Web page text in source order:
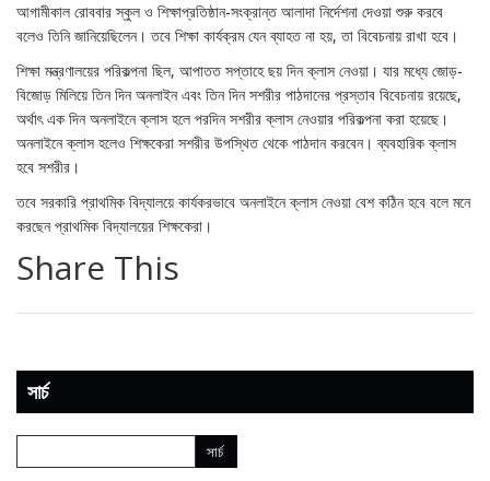
আগামীকাল রোববার স্কুল ও শিক্ষাপ্রতিষ্ঠান-সংক্রান্ত আলাদা নির্দেশনা দেওয়া শুরু করবে
বলেও তিনি জানিয়েছিলেন। তবে শিক্ষা কার্যক্রম যেন ব্যাহত না হয়, তা বিবেচনায় রাখা হবে।
শিক্ষা মন্ত্রণালয়ের পরিকল্পনা ছিল, আপাতত সপ্তাহে ছয় দিন ক্লাস নেওয়া। যার মধ্যে জোড়-
বিজোড় মিলিয়ে তিন দিন অনলাইন এবং তিন দিন সশরীর পাঠদানের প্রস্তাব বিবেচনায় রয়েছে,
অর্থাৎ এক দিন অনলাইনে ক্লাস হলে পরদিন সশরীর ক্লাস নেওয়ার পরিকল্পনা করা হয়েছে।
অনলাইনে ক্লাস হলেও শিক্ষকেরা সশরীর উপস্থিত থেকে পাঠদান করবেন। ব্যবহারিক ক্লাস
হবে সশরীর।
তবে সরকারি প্রাথমিক বিদ্যালয়ে কার্যকরভাবে অনলাইনে ক্লাস নেওয়া বেশ কঠিন হবে বলে মনে
করছেন প্রাথমিক বিদ্যালয়ের শিক্ষকেরা।
Share This
সার্চ